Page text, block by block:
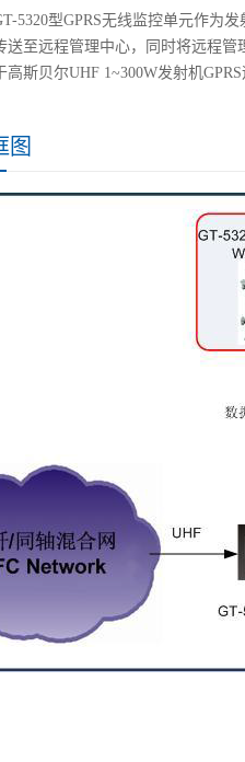
5320型GPRS无线监控单元作为
送至远程管理中心，同时将远程
高斯贝尔UHF 1~300W发射机
图